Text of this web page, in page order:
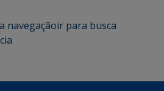
navegaçãoir para busca